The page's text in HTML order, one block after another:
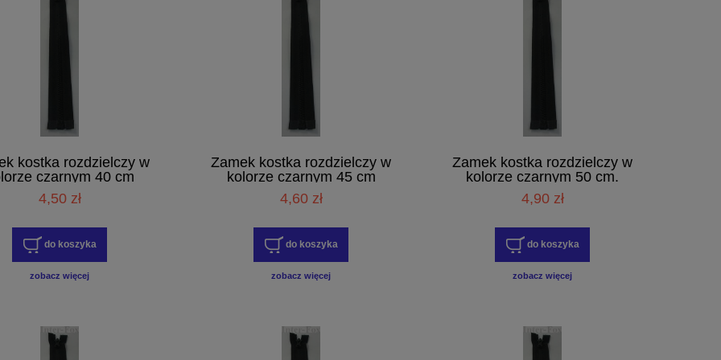
kostka rozdzielczy w
czarnym 40 cm
4,50 zł
do koszyka
zobacz więcej
Zamek kostka rozdzielczy w
kolorze czarnym 45 cm
4,60 zł
do koszyka
zobacz więcej
Zamek kostka rozdzielczy w
kolorze czarnym 50 cm.
4,90 zł
do koszyka
zobacz więcej